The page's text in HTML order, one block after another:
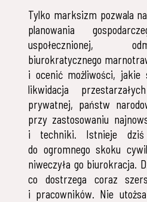
Tylko marksizm pozwala
planowania
uspołecznionej,
biurokratycznego
i ocenić możliwości, jakie
likwidacja
prywatnej, państw
przy zastosowaniu
i techniki. Istnieje dziś
do ogromnego skoku
niweczyła go biurokracja.
co dostrzega coraz
i pracowników. Nie